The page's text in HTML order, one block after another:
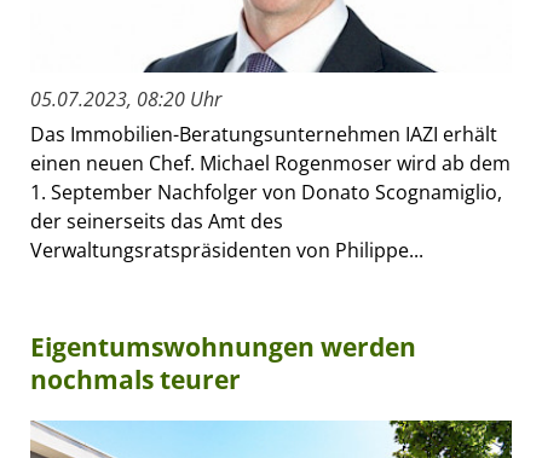
05.07.2023, 08:20 Uhr
Das Immobilien-Beratungsunternehmen IAZI erhält
einen neuen Chef. Michael Rogenmoser wird ab dem
1. September Nachfolger von Donato Scognamiglio,
der seinerseits das Amt des
Verwaltungsratspräsidenten von Philippe...
Eigentumswohnungen werden
nochmals teurer